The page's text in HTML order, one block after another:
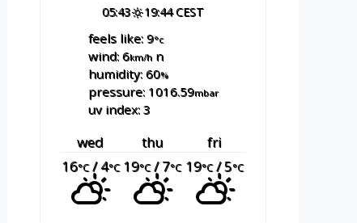
05:43 19:44 CEST
feels like: 9°c
wind: 6km/hn
humidity: 60%
pressure: 1016.59mbar
uv index: 3
wed thu
fri
16°C/ 4°C 19°C/ 7°C 19°C/ 5°C